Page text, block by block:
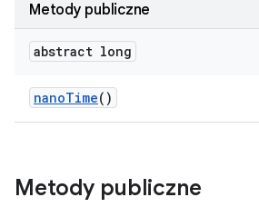
Metody publiczne
abstract long
nanoTime()
Metody publiczne